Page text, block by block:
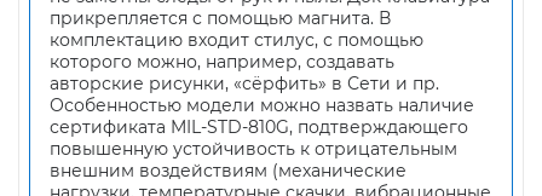
прикрепляется с помощью магнита. В
комплектацию входит стилус, с помощью
которого можно, например, создавать
авторские рисунки, «сёрфить» в Сети и пр.
Особенностью модели можно назвать наличие
сертификата MIL-STD-810G, подтверждающего
повышенную устойчивость к отрицательным
внешним воздействиям (механические